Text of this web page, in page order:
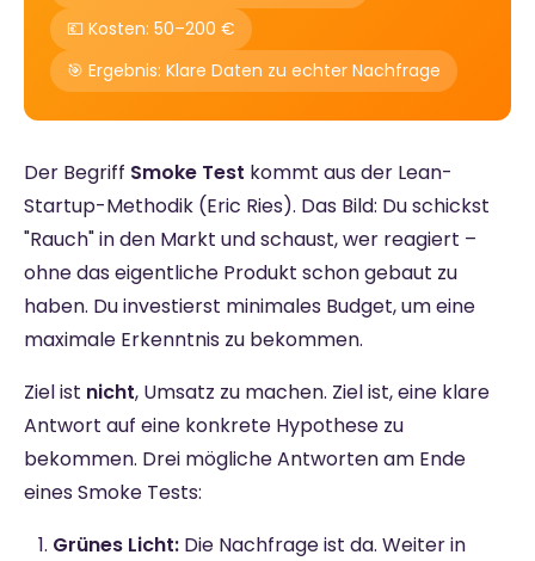
💶 Kosten: 50–200 €
🎯 Ergebnis: Klare Daten zu echter Nachfrage
Der Begriff Smoke Test kommt aus der Lean-
Startup-Methodik (Eric Ries). Das Bild: Du schickst
"Rauch" in den Markt und schaust, wer reagiert –
ohne das eigentliche Produkt schon gebaut zu
haben. Du investierst minimales Budget, um eine
maximale Erkenntnis zu bekommen.
Ziel ist nicht, Umsatz zu machen. Ziel ist, eine klare
Antwort auf eine konkrete Hypothese zu
bekommen. Drei mögliche Antworten am Ende
eines Smoke Tests:
Grünes Licht: Die Nachfrage ist da. Weiter in